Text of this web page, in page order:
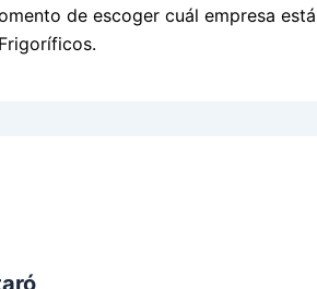
de escoger cuál empresa está